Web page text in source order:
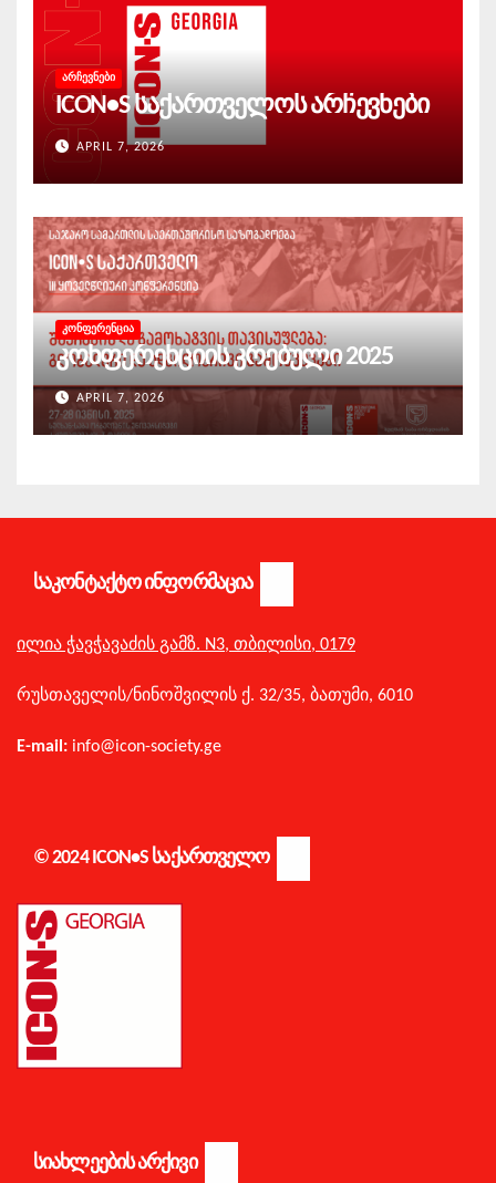
ᲐᲠᲩᲔᲕᲜᲔᲑᲘ
ICON•S საქართველოს არჩევნები
APRIL 7, 2026
ᲙᲝᲜᲤᲔᲠᲔᲜᲪᲘᲐ
კონფერენციის კრებული 2025
APRIL 7, 2026
ᲡᲐᲙᲝᲜᲢᲐᲥᲢᲝ ᲘᲜᲤᲝᲠᲛᲐᲪᲘᲐ
ილია ჭავჭავაძის გამზ. N3, თბილისი, 0179
რუსთაველის/ნინოშვილის ქ. 32/35, ბათუმი, 6010
E-mail: info@icon-society.ge
© 2024 ICON•S ᲡᲐᲥᲐᲠᲗᲕᲔᲚᲝ
ᲡᲘᲐᲮᲚᲔᲔᲑᲘᲡ ᲐᲠᲥᲘᲕᲘ